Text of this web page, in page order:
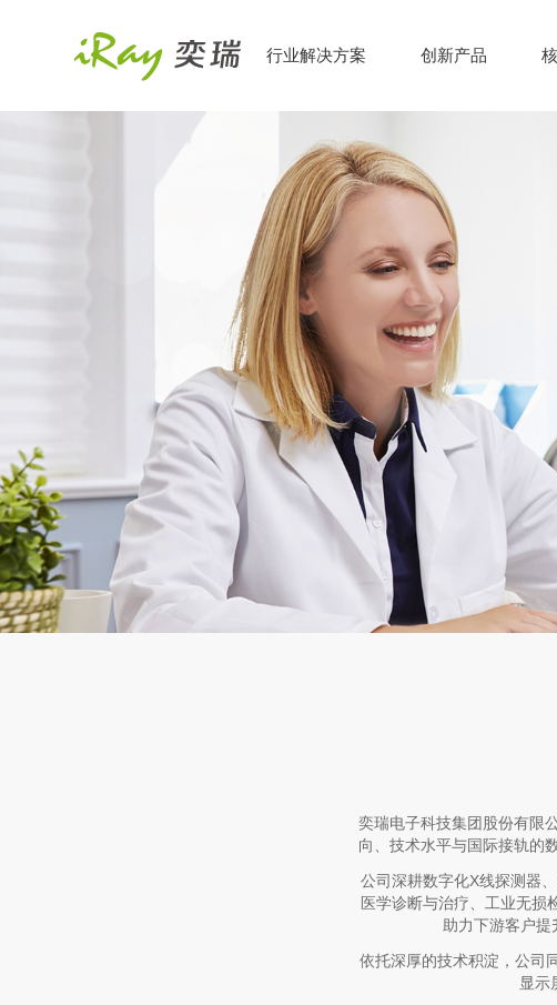
行业解决方案 创新产品
奕瑞电子科技集团股份有限
向、技术水平与国际接轨的
公司深耕数字化X线探测器
医学诊断与治疗、工业无损
助力下游客户提
依托深厚的技术积淀，公司
显示